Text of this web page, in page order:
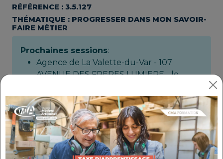
RÉFÉRENCE : 3.5.127
THÉMATIQUE : PROGRESSER DANS MON SAVOIR-
FAIRE MÉTIER
Prochaines sessions:
Agence de La Valette-du-Var - 107
AVENUE DES FRERES LUMIERE - le
Objectifs
Développer des compétences techniques
avancées permettant d’adapter, fixer, intégrer